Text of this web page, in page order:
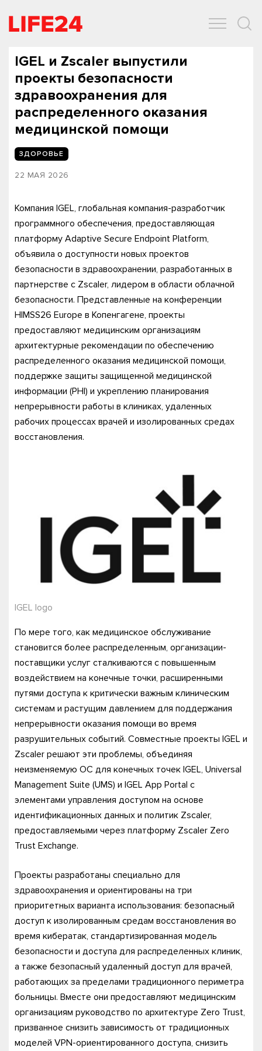
IGEL и Zscaler выпустили
проекты безопасности
здравоохранения для
распределенного оказания
медицинской помощи
ЗДОРОВЬЕ
22 МАЯ 2026
Компания IGEL, глобальная компания-разработчик
программного обеспечения, предоставляющая
платформу Adaptive Secure Endpoint Platform,
объявила о доступности новых проектов
безопасности в здравоохранении, разработанных в
партнерстве с Zscaler, лидером в области облачной
безопасности. Представленные на конференции
HIMSS26 Europe в Копенгагене, проекты
предоставляют медицинским организациям
архитектурные рекомендации по обеспечению
распределенного оказания медицинской помощи,
поддержке защиты защищенной медицинской
информации (PHI) и укреплению планирования
непрерывности работы в клиниках, удаленных
рабочих процессах врачей и изолированных средах
восстановления.
IGEL logo
По мере того, как медицинское обслуживание
становится более распределенным, организации-
поставщики услуг сталкиваются с повышенным
воздействием на конечные точки, расширенными
путями доступа к критически важным клиническим
системам и растущим давлением для поддержания
непрерывности оказания помощи во время
разрушительных событий. Совместные проекты IGEL и
Zscaler решают эти проблемы, объединяя
неизменяемую ОС для конечных точек IGEL, Universal
Management Suite (UMS) и IGEL App Portal с
элементами управления доступом на основе
идентификационных данных и политик Zscaler,
предоставляемыми через платформу Zscaler Zero
Trust Exchange.
Проекты разработаны специально для
здравоохранения и ориентированы на три
приоритетных варианта использования: безопасный
доступ к изолированным средам восстановления во
время кибератак, стандартизированная модель
безопасности и доступа для распределенных клиник,
а также безопасный удаленный доступ для врачей,
работающих за пределами традиционного периметра
больницы. Вместе они предоставляют медицинским
организациям руководство по архитектуре Zero Trust,
призванное снизить зависимость от традиционных
моделей VPN-ориентированного доступа, снизить